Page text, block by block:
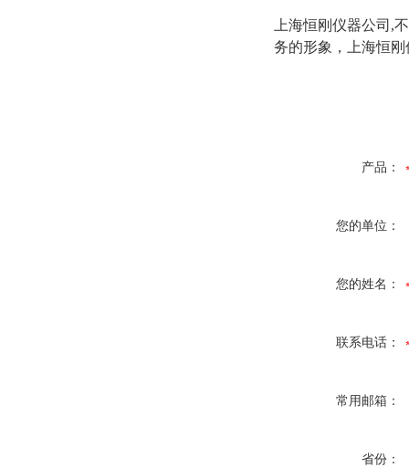
上海恒刚仪器公司,
务的形象，上海恒
产品：
您的单位：
您的姓名：
联系电话：
常用邮箱：
省份：